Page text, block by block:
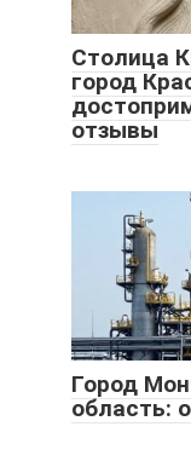
Столица
город
отзывы
Город
область: